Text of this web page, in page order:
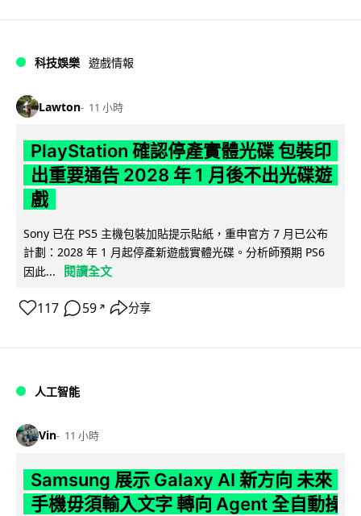
科技娛樂 遊戲情報
Lawton 11 小時
PlayStation 確認停產實體光碟 包裝印
出重要通告 2028 年 1 月後不出光碟遊
戲
Sony 已在 PS5 主機包裝加貼提示貼紙，重申官方 7 月已公布
計劃：2028 年 1 月起停產新遊戲實體光碟。分析師預期 PS6
因此...
閱讀全文
117 59 ↗ 分享
人工智能
Vin 11 小時
Samsung 展示 Galaxy AI 新方向 未來
手機毋須輸入文字 轉向 Agent 全自動操